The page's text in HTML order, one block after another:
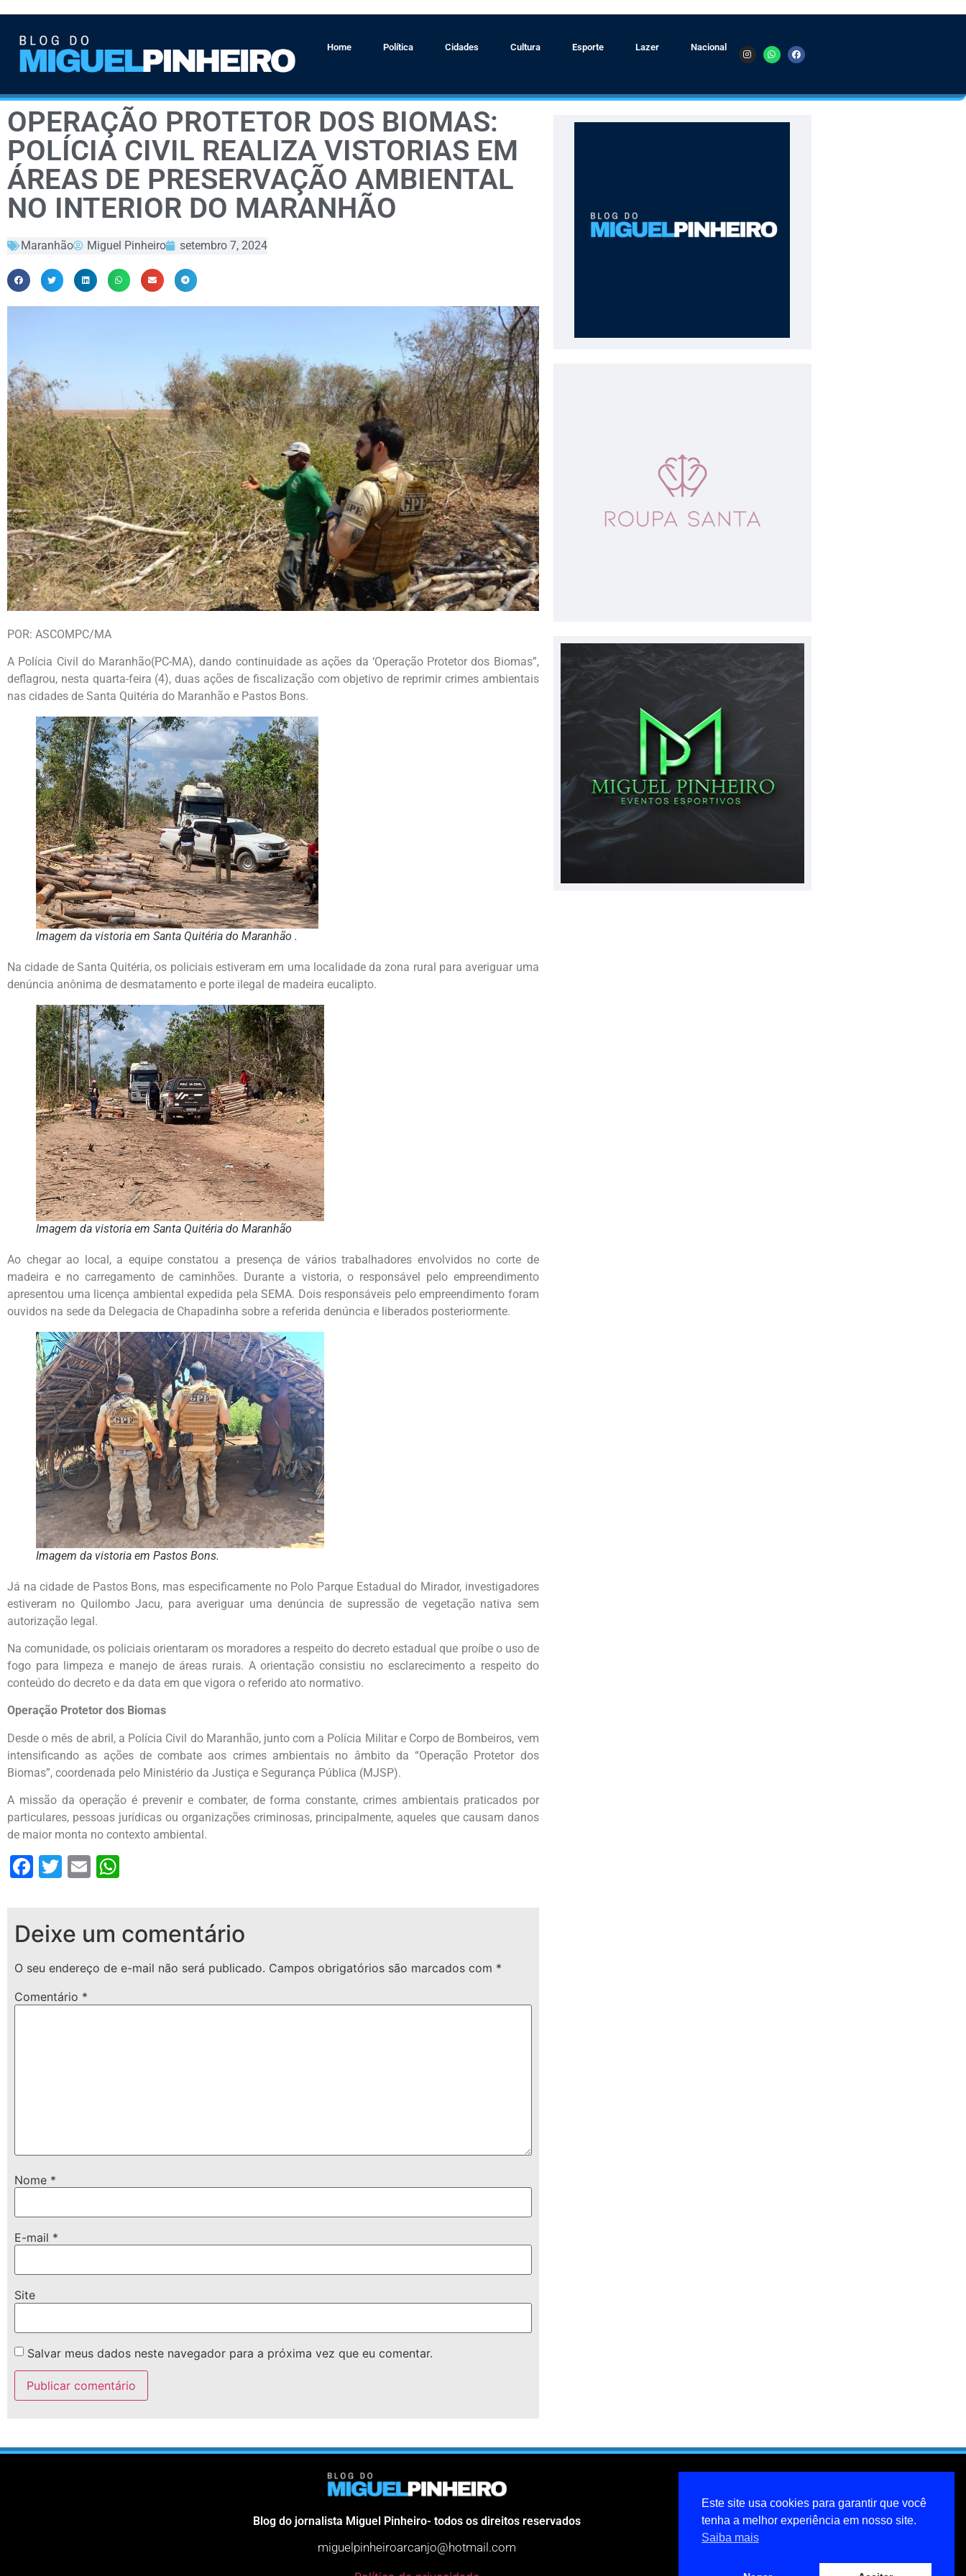
Home Política Cidades Cultura Esporte Lazer Nacional
OPERAÇÃO PROTETOR DOS BIOMAS:
POLÍCIA CIVIL REALIZA VISTORIAS EM
ÁREAS DE PRESERVAÇÃO AMBIENTAL
NO INTERIOR DO MARANHÃO
Maranhão Miguel Pinheiro setembro 7, 2024
POR: ASCOMPC/MA
A Polícia Civil do Maranhão(PC-MA), dando continuidade as ações da ‘Operação Protetor dos Biomas”,
deflagrou, nesta quarta-feira (4), duas ações de fiscalização com objetivo de reprimir crimes ambientais
nas cidades de Santa Quitéria do Maranhão e Pastos Bons.
Imagem da vistoria em Santa Quitéria do Maranhão .
Na cidade de Santa Quitéria, os policiais estiveram em uma localidade da zona rural para averiguar uma
denúncia anônima de desmatamento e porte ilegal de madeira eucalipto.
Imagem da vistoria em Santa Quitéria do Maranhão
Ao chegar ao local, a equipe constatou a presença de vários trabalhadores envolvidos no corte de
madeira e no carregamento de caminhões. Durante a vistoria, o responsável pelo empreendimento
apresentou uma licença ambiental expedida pela SEMA. Dois responsáveis pelo empreendimento foram
ouvidos na sede da Delegacia de Chapadinha sobre a referida denúncia e liberados posteriormente.
Imagem da vistoria em Pastos Bons.
Já na cidade de Pastos Bons, mas especificamente no Polo Parque Estadual do Mirador, investigadores
estiveram no Quilombo Jacu, para averiguar uma denúncia de supressão de vegetação nativa sem
autorização legal.
Na comunidade, os policiais orientaram os moradores a respeito do decreto estadual que proíbe o uso de
fogo para limpeza e manejo de áreas rurais. A orientação consistiu no esclarecimento a respeito do
conteúdo do decreto e da data em que vigora o referido ato normativo.
Operação Protetor dos Biomas
Desde o mês de abril, a Polícia Civil do Maranhão, junto com a Polícia Militar e Corpo de Bombeiros, vem
intensificando as ações de combate aos crimes ambientais no âmbito da “Operação Protetor dos
Biomas”, coordenada pelo Ministério da Justiça e Segurança Pública (MJSP).
A missão da operação é prevenir e combater, de forma constante, crimes ambientais praticados por
particulares, pessoas jurídicas ou organizações criminosas, principalmente, aqueles que causam danos
de maior monta no contexto ambiental.
Facebook
Twitter
Email
Deixe um comentário
O seu endereço de e-mail não será publicado. Campos obrigatórios são marcados com *
Comentário *
Nome *
E-mail *
Site
Salvar meus dados neste navegador para a próxima vez que eu comentar.
Blog do jornalista Miguel Pinheiro- todos os direitos reservados
miguelpinheiroarcanjo@hotmail.com
Este site usa cookies para garantir que você
tenha a melhor experiência em nosso site.
Saiba mais